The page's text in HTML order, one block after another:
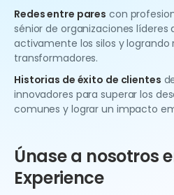
Redes entre pares con
sénior de organizaciones
activamente los silos y logrando
transformadores.
Historias de éxito de clientes
innovadores para superar los
comunes y lograr un impacto
Únase a nosotros
Experience